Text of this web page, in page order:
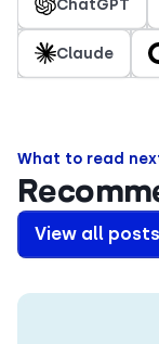
ChatGPT
Claude
What to read
View all posts